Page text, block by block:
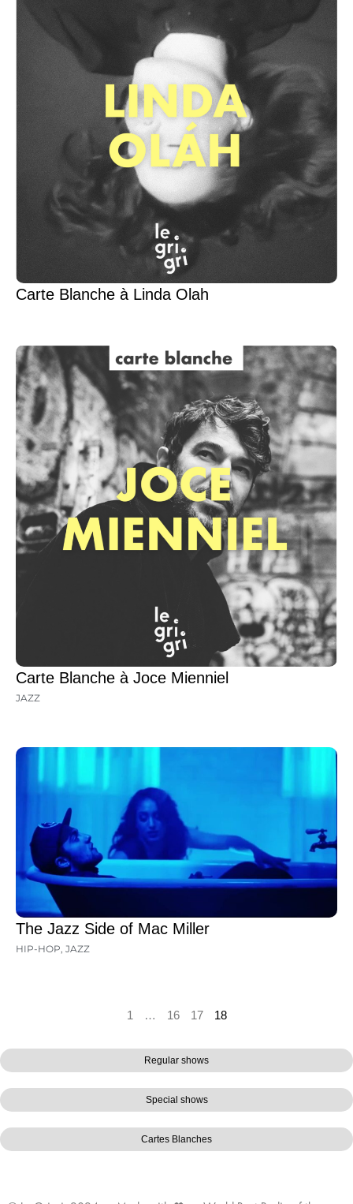
Regular shows
Special shows
Cartes Blanches
Carte Blanche à Linda Olah
Carte Blanche à Joce Mienniel
JAZZ
The Jazz Side of Mac Miller
HIP-HOP JAZZ
1 … 16 17 18